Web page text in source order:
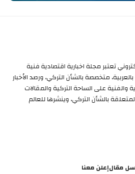
تعتبر مجلة اخبارية اقتصادية فنية
متخصصة بالشأن التركي، ورصد الأخبار
والفنية على الساحة التركية والمقالات
بالشأن التركي، وينشرها للعالم
مقالإعلن معنا